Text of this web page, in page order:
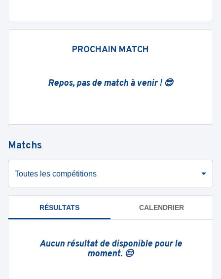
PROCHAIN MATCH
Repos, pas de match à venir ! 😎
Matchs
Toutes les compétitions
RÉSULTATS CALENDRIER
Aucun résultat de disponible pour le
moment. 😔